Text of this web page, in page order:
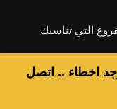
التي تناسبك
% ... قد توجد اخطاء .. اتصل